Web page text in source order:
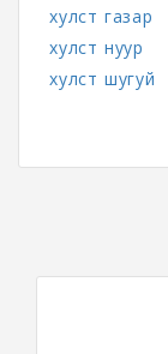
хулст газар
хулст нуур
хулст шугуй